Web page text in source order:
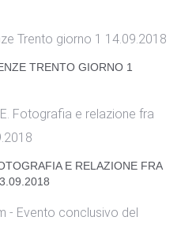
TRENTO GIORNO 1
E RELAZIONE FRA